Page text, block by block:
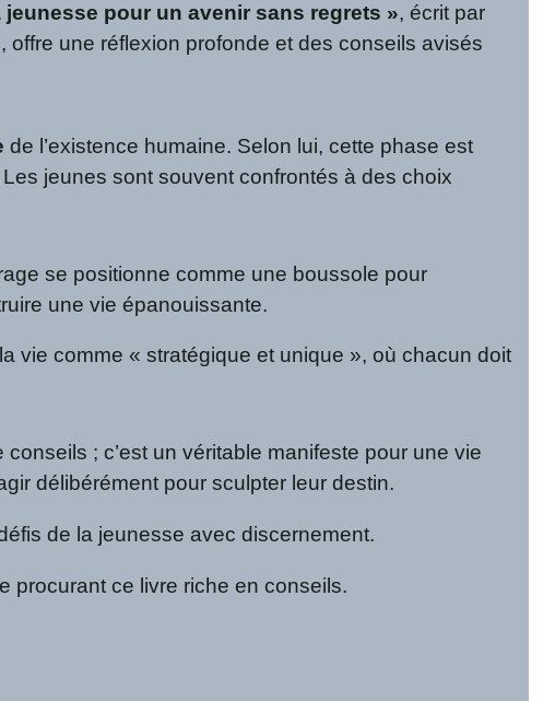
jeunesse pour un avenir sans regrets », écrit par
une réflexion profonde et des conseils avisés
de l’existence humaine. Selon lui, cette phase est
jeunes sont souvent confrontés à des choix
se positionne comme une boussole pour
une vie épanouissante.
vie comme « stratégique et unique », où chacun doit
; c’est un véritable manifeste pour une vie
délibérément pour sculpter leur destin.
de la jeunesse avec discernement.
procurant ce livre riche en conseils.